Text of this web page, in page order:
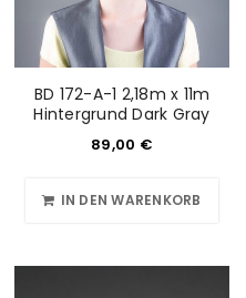
BD 172-A-1 2,18m x 11m
Hintergrund Dark Gray
89,00 €
IN DEN WARENKORB